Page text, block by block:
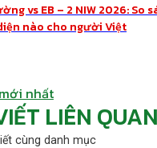
vs EB – 2 NIW 2026: So
nào cho người Việt
nhất
LIÊN QUAN
cùng danh mục